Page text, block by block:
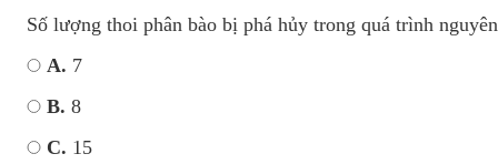
Số lượng thoi phân bào bị phá hủy trong quá trình
A. 7
B. 8
C. 15